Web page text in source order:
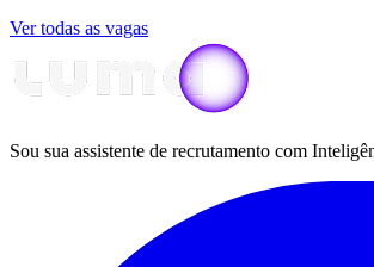
Ver todas as vagas
Sou sua assistente de recrutamento com